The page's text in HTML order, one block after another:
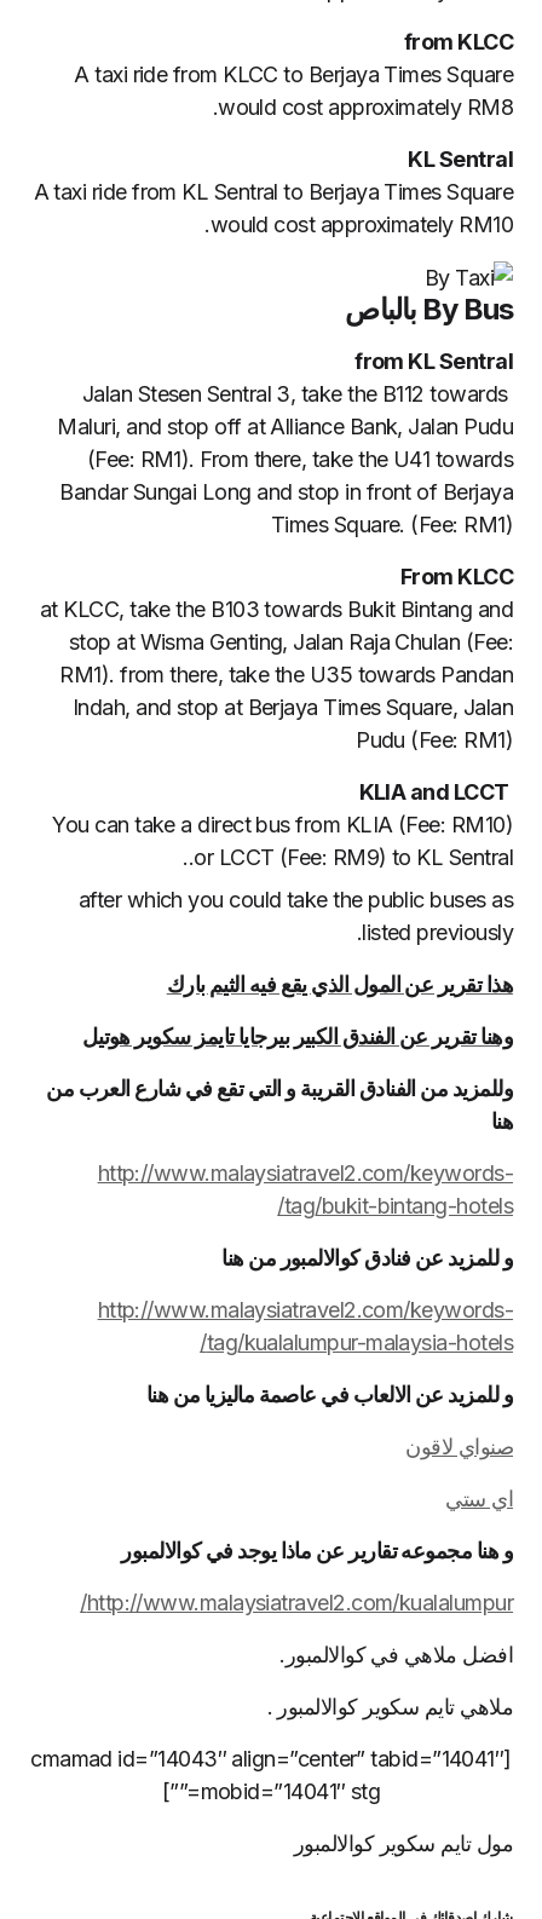
from KLCC
A taxi ride from KLCC to Berjaya Times Square
would cost approximately RM8.
KL Sentral
A taxi ride from KL Sentral to Berjaya Times Square
would cost approximately RM10.
By Bus بالباص
from KL Sentral
Jalan Stesen Sentral 3, take the B112 towards
Maluri, and stop off at Alliance Bank, Jalan Pudu
(Fee: RM1). From there, take the U41 towards
Bandar Sungai Long and stop in front of Berjaya
Times Square. (Fee: RM1)
From KLCC
at KLCC, take the B103 towards Bukit Bintang and
stop at Wisma Genting, Jalan Raja Chulan (Fee:
RM1). from there, take the U35 towards Pandan
Indah, and stop at Berjaya Times Square, Jalan
Pudu (Fee: RM1)
You can take a direct bus from KLIA (Fee: RM10)
.or LCCT (Fee: RM9) to KL Sentral.
after which you could take the public buses as
listed previously.
هذا تقرير عن المول الذي يقع فيه الثيم بارك
وهنا تقرير عن الفندق الكبير بيرجايا تايمز سكوير هوتيل
وللمزيد من الفنادق القريبة و التي تقع في شارع العرب من
هنا
http://www.malaysiatravel2.com/keywords-
tag/bukit-bintang-hotels/
و للمزيد عن فنادق كوالالمبور من هنا
http://www.malaysiatravel2.com/keywords-
tag/kualalumpur-malaysia-hotels/
و للمزيد عن الالعاب في عاصمة ماليزيا من هنا
صنواي لاقون
اي ستي
و هنا مجموعه تقارير عن ماذا يوجد في كوالالمبور
http://www.malaysiatravel2.com/kualalumpur/
افضل ملاهي في كوالالمبور.
ملاهي تايم سكوير كوالالمبور .
[cmamad id=”14043″ align=”center” tabid=”14041″
mobid=”14041″ stg=””]
مول تايم سكوير كوالالمبور